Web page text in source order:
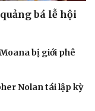
bá lễ hội
bị giới phê
Nolan tái lập kỳ